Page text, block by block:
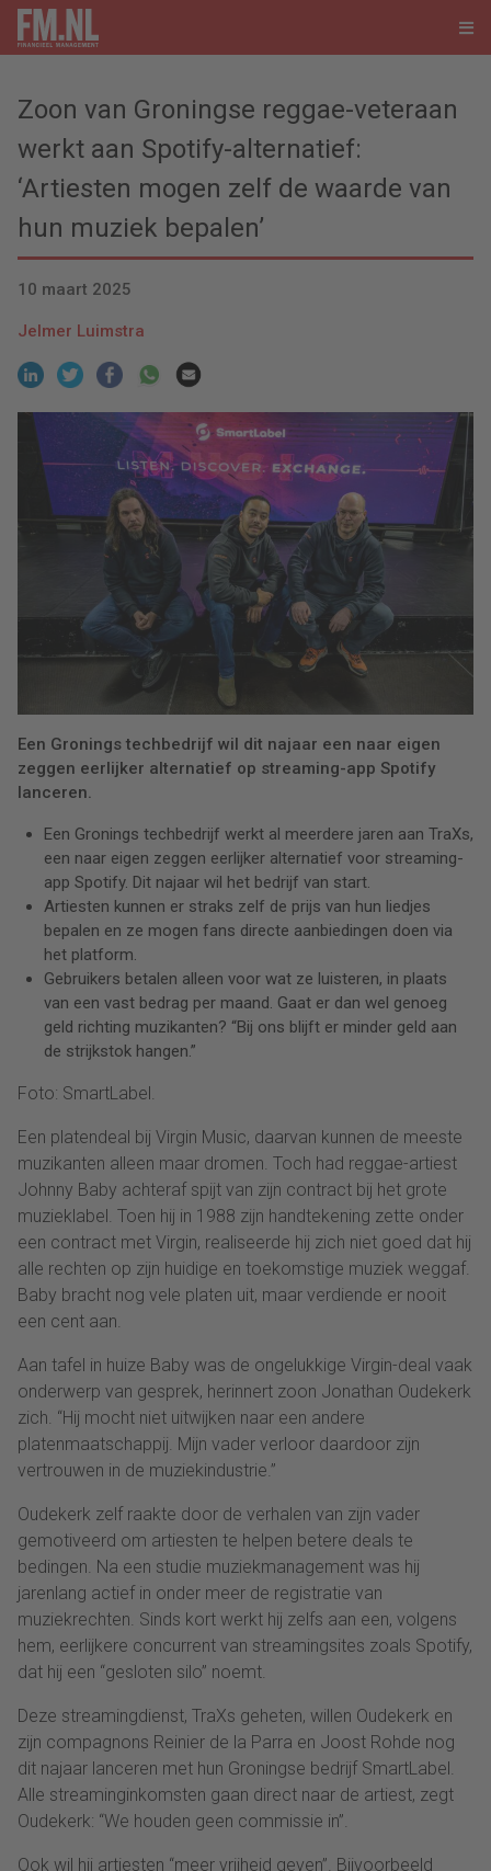
Zoon van Groningse reggae-veteraan
werkt aan Spotify-alternatief:
‘Artiesten mogen zelf de waarde van
hun muziek bepalen’
10 maart 2025
Jelmer Luimstra
Een Gronings techbedrijf wil dit najaar een naar eigen
zeggen eerlijker alternatief op streaming-app Spotify
lanceren.
Een Gronings techbedrijf werkt al meerdere jaren aan TraXs,
een naar eigen zeggen eerlijker alternatief voor streaming-
app Spotify. Dit najaar wil het bedrijf van start.
Artiesten kunnen er straks zelf de prijs van hun liedjes
bepalen en ze mogen fans directe aanbiedingen doen via
het platform.
Gebruikers betalen alleen voor wat ze luisteren, in plaats
van een vast bedrag per maand. Gaat er dan wel genoeg
geld richting muzikanten? “Bij ons blijft er minder geld aan
de strijkstok hangen.”
Foto: SmartLabel.
Een platendeal bij Virgin Music, daarvan kunnen de meeste
muzikanten alleen maar dromen. Toch had reggae-artiest
Johnny Baby achteraf spijt van zijn contract bij het grote
muzieklabel. Toen hij in 1988 zijn handtekening zette onder
een contract met Virgin, realiseerde hij zich niet goed dat hij
alle rechten op zijn huidige en toekomstige muziek weggaf.
Baby bracht nog vele platen uit, maar verdiende er nooit
een cent aan.
Aan tafel in huize Baby was de ongelukkige Virgin-deal vaak
onderwerp van gesprek, herinnert zoon Jonathan Oudekerk
zich. “Hij mocht niet uitwijken naar een andere
platenmaatschappij. Mijn vader verloor daardoor zijn
vertrouwen in de muziekindustrie.”
Oudekerk zelf raakte door de verhalen van zijn vader
gemotiveerd om artiesten te helpen betere deals te
bedingen. Na een studie muziekmanagement was hij
jarenlang actief in onder meer de registratie van
muziekrechten. Sinds kort werkt hij zelfs aan een, volgens
hem, eerlijkere concurrent van streamingsites zoals Spotify,
dat hij een “gesloten silo” noemt.
Deze streamingdienst, TraXs geheten, willen Oudekerk en
zijn compagnons Reinier de la Parra en Joost Rohde nog
dit najaar lanceren met hun Groningse bedrijf SmartLabel.
Alle streaminginkomsten gaan direct naar de artiest, zegt
Oudekerk: “We houden geen commissie in”.
Ook wil hij artiesten “meer vrijheid geven”. Bijvoorbeeld